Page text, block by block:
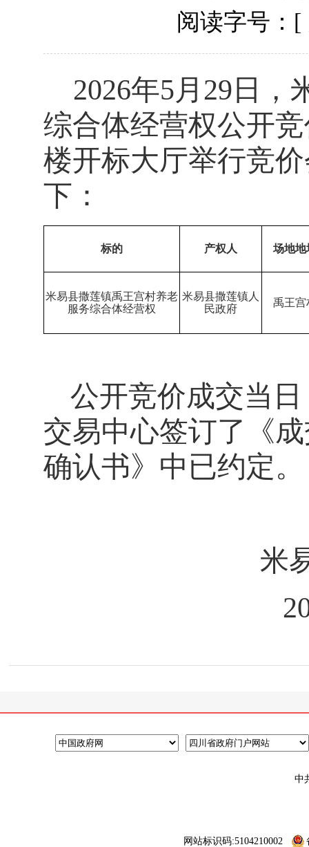
阅读字号：[
2026年5月 29 日，
综合体经营权公开
楼开标大厅举行竞价
下：
标的 产权人 场地地
米易县撒莲镇禹王宫村养老
服务综合体经营权
米易县撒莲镇 人
民政府
禹王宫
公开竞价成交当
交易中心签订了《
确认书》中已约定。
米
中
网站标识码:5104210002